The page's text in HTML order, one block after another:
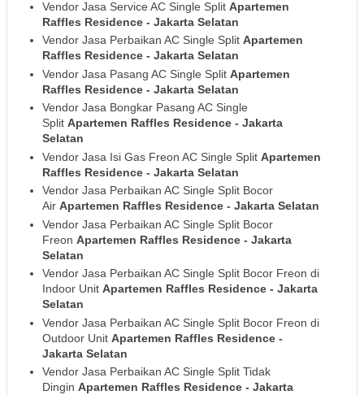
Vendor Jasa Service AC Single Split Apartemen
Raffles Residence - Jakarta Selatan
Vendor Jasa Perbaikan AC Single Split Apartemen
Raffles Residence - Jakarta Selatan
Vendor Jasa Pasang AC Single Split Apartemen
Raffles Residence - Jakarta Selatan
Vendor Jasa Bongkar Pasang AC Single
Split Apartemen Raffles Residence - Jakarta
Selatan
Vendor Jasa Isi Gas Freon AC Single Split Apartemen
Raffles Residence - Jakarta Selatan
Vendor Jasa Perbaikan AC Single Split Bocor
Air Apartemen Raffles Residence - Jakarta Selatan
Vendor Jasa Perbaikan AC Single Split Bocor
Freon Apartemen Raffles Residence - Jakarta
Selatan
Vendor Jasa Perbaikan AC Single Split Bocor Freon di
Indoor Unit Apartemen Raffles Residence - Jakarta
Selatan
Vendor Jasa Perbaikan AC Single Split Bocor Freon di
Outdoor Unit Apartemen Raffles Residence -
Jakarta Selatan
Vendor Jasa Perbaikan AC Single Split Tidak
Dingin Apartemen Raffles Residence - Jakarta